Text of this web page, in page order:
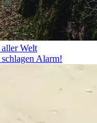
aller Welt
Alarm!